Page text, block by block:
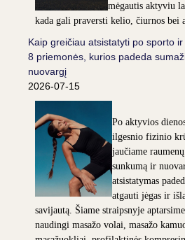
mėgautis aktyviu
kada gali praversti kelio, čiurnos bei
Kaip greičiau atsistatyti po sporto
8 priemonės, kurios padeda
nuovargį
2026-07-15
Po aktyvios
ilgesnio fizinio
jaučiame
sunkumą ir
atsistatymas
atgauti jėgas ir
savijautą. Šiame straipsnyje
naudingi masažo volai, masažo